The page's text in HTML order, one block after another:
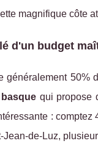
magnifique côte
d'un budget
généralement 50%
qui propose
:
Jean-de-Luz,